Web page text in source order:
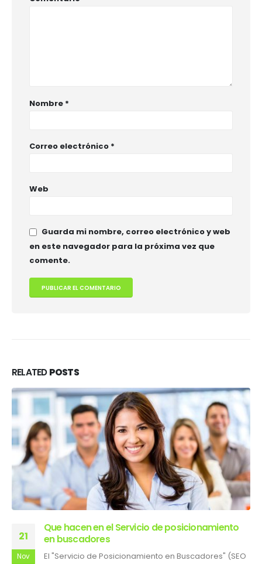
Nombre *
Correo electrónico *
Web
Guarda mi nombre, correo electrónico y web
en este navegador para la próxima vez que
comente.
RELATEDPOSTS
21
Nov
Que hacen en el Servicio de posicionamiento
en buscadores
El "Servicio de Posicionamiento en Buscadores" (SEO